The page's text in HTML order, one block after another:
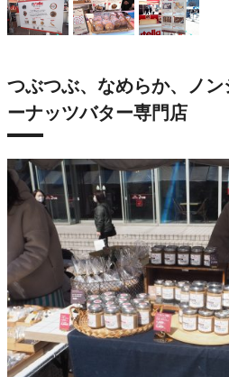
つぶつぶ、なめらか、ノ
ーナッツバター専門店